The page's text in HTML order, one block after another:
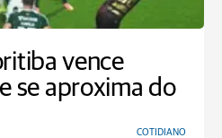
vence
se aproxima do
COTIDIANO